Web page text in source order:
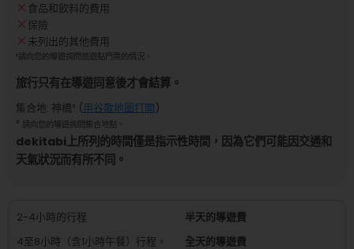
食品和飲料的費用
保險
未列出的其他費用
¹請向您的導遊詢問旅遊點門票的情況。
旅行只有在導遊同意後才會結算。
集合地: 神橋² (用谷歌地圖打開)
² 請向您的導遊詢問集合地點。
dekitabi上所列的時間僅是指示性時間，因為它們可能因交通和
天氣狀況而有所不同。
2-4小時的行程
半天的導遊費
4至8小時（含1小時午餐）行程。
全天的導遊費